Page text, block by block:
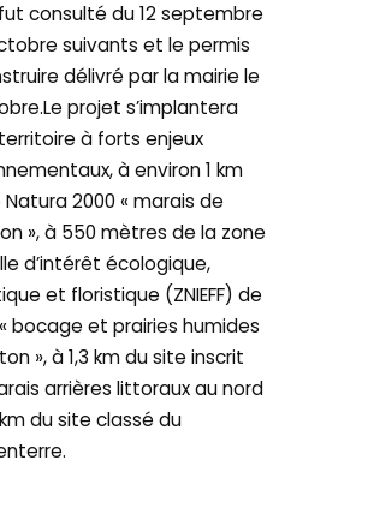
consulté du 12 septembre
suivants et le permis
délivré par la mairie le
projet s’implantera
à forts enjeux
à environ 1 km
2000 « marais de
», à 550 mètres de la zone
d’intérêt écologique,
et floristique (ZNIEFF) de
bocage et prairies humides
», à 1,3 km du site inscrit
arrières littoraux au nord
du site classé du